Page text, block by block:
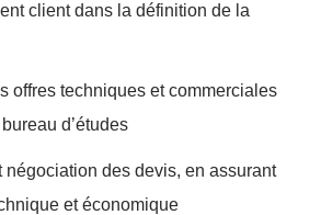
client dans la définition de la
offres techniques et commerciales
d’études
négociation des devis, en assurant
et économique